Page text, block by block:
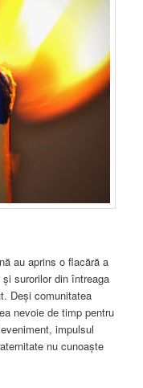
au aprins o flacără a
surorilor din întreaga
Deși comunitatea
nevoie de timp pentru
impulsul
nu cunoaște